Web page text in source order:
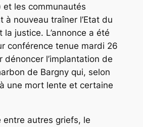
et les communautés
à nouveau traîner l’Etat du
la justice. L’annonce a été
conférence tenue mardi 26
dénoncer l’implantation de
de Bargny qui, selon
une mort lente et certaine
entre autres griefs, le